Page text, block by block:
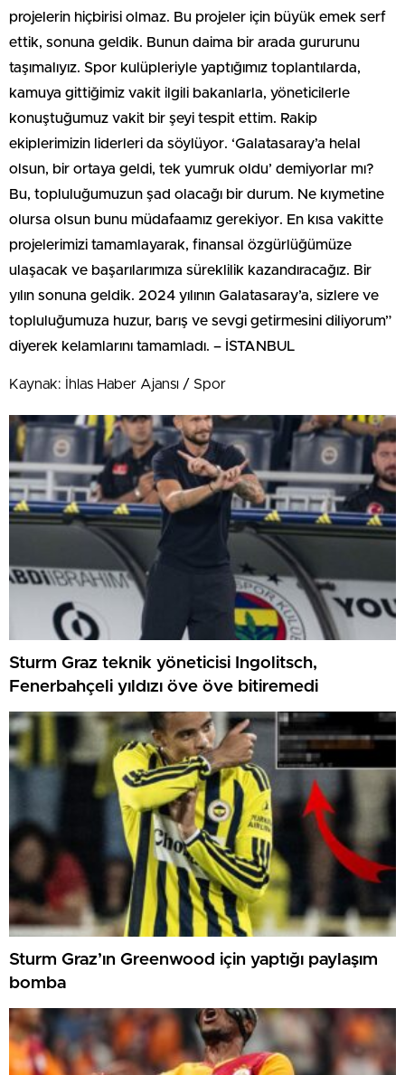
projelerin hiçbirisi olmaz. Bu projeler için büyük emek serf
ettik, sonuna geldik. Bunun daima bir arada gururunu
taşımalıyız. Spor kulüpleriyle yaptığımız toplantılarda,
kamuya gittiğimiz vakit ilgili bakanlarla, yöneticilerle
konuştuğumuz vakit bir şeyi tespit ettim. Rakip
ekiplerimizin liderleri da söylüyor. ‘Galatasaray’a helal
olsun, bir ortaya geldi, tek yumruk oldu’ demiyorlar mı?
Bu, topluluğumuzun şad olacağı bir durum. Ne kıymetine
olursa olsun bunu müdafaamız gerekiyor. En kısa vakitte
projelerimizi tamamlayarak, finansal özgürlüğümüze
ulaşacak ve başarılarımıza süreklilik kazandıracağız. Bir
yılın sonuna geldik. 2024 yılının Galatasaray’a, sizlere ve
topluluğumuza huzur, barış ve sevgi getirmesini diliyorum”
diyerek kelamlarını tamamladı. – İSTANBUL
Kaynak: İhlas Haber Ajansı / Spor
Sturm Graz teknik yöneticisi Ingolitsch,
Fenerbahçeli yıldızı öve öve bitiremedi
Sturm Graz’ın Greenwood için yaptığı paylaşım
bomba